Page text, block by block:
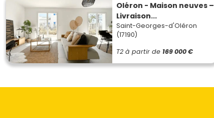
Oléron - Maison neuves –
Livraison...
Saint-Georges-d'Oléron
(17190)
T2 à partir de 169 000 €